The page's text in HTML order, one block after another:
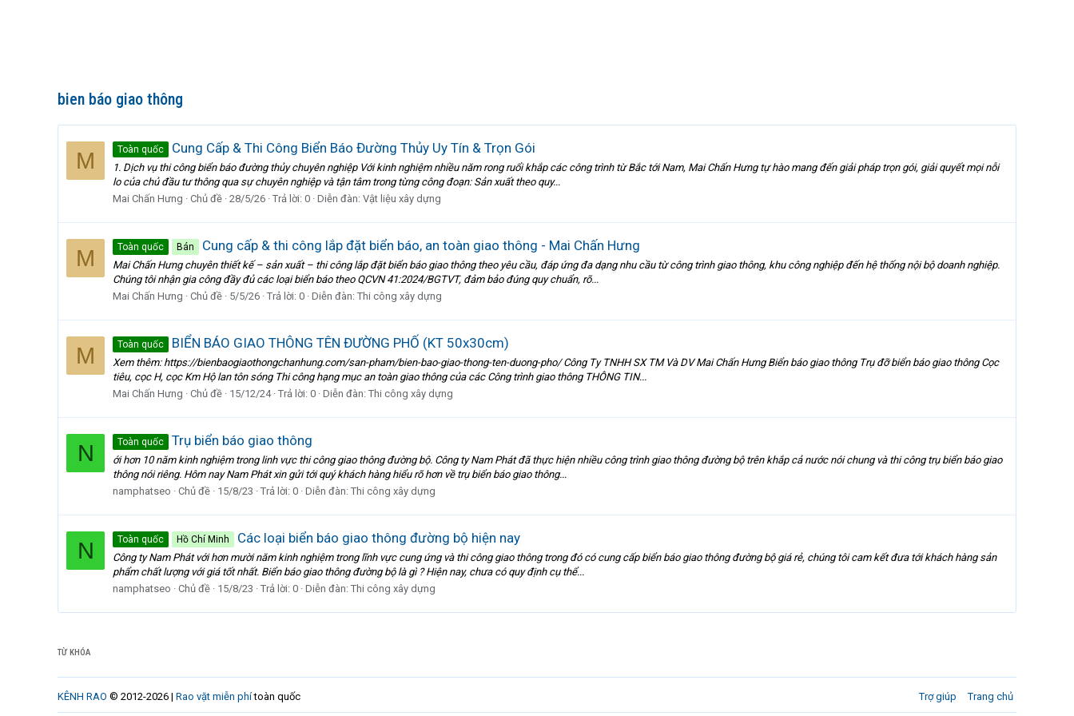
bien báo giao thông
M Toàn quốc Cung Cấp & Thi Công Biển Báo Đường Thủy Uy Tín & Trọn Gói
1. Dịch vụ thi công biển báo đường thủy chuyên nghiệp Với kinh nghiệm nhiều năm rong ruổi khắp các công trình từ Bắc tới Nam, Mai Chấn Hưng tự hào mang đến giải pháp trọn gói, giải quyết mọi nỗi
lo của chủ đầu tư thông qua sự chuyên nghiệp và tận tâm trong từng công đoạn: Sản xuất theo quy...
Mai Chấn Hưng
Chủ đề 28/5/26 Trả lời: 0 Diễn đàn: Vật liệu xây dựng
M Toàn quốc Bán Cung cấp & thi công lắp đặt biển báo, an toàn giao thông - Mai Chấn Hưng
Mai Chấn Hưng chuyên thiết kế – sản xuất – thi công lắp đặt biển báo giao thông theo yêu cầu, đáp ứng đa dạng nhu cầu từ công trình giao thông, khu công nghiệp đến hệ thống nội bộ doanh nghiệp.
Chúng tôi nhận gia công đầy đủ các loại biển báo theo QCVN 41:2024/BGTVT, đảm bảo đúng quy chuẩn, rõ...
Mai Chấn Hưng
Chủ đề 5/5/26 Trả lời: 0 Diễn đàn: Thi công xây dựng
M Toàn quốc BIỂN BÁO GIAO THÔNG TÊN ĐƯỜNG PHỐ (KT 50x30cm)
Xem thêm: https://bienbaogiaothongchanhung.com/san-pham/bien-bao-giao-thong-ten-duong-pho/ Công Ty TNHH SX TM Và DV Mai Chấn Hưng Biển báo giao thông Trụ đỡ biển báo giao thông Cọc
tiêu, cọc H, cọc Km Hộ lan tôn sóng Thi công hạng mục an toàn giao thông của các Công trình giao thông THÔNG TIN...
Mai Chấn Hưng
Chủ đề 15/12/24 Trả lời: 0 Diễn đàn: Thi công xây dựng
N Toàn quốc Trụ biển báo giao thông
ới hơn 10 năm kinh nghiệm trong linh vực thi công giao thông đường bộ. Công ty Nam Phát đã thực hiện nhiều công trình giao thông đường bộ trên khắp cả nước nói chung và thi công trụ biển báo giao
thông nói riêng. Hôm nay Nam Phát xin gửi tới quý khách hàng hiểu rõ hơn về trụ biển báo giao thông...
namphatseo
Chủ đề 15/8/23 Trả lời: 0 Diễn đàn: Thi công xây dựng
N Toàn quốc Hồ Chí Minh Các loại biển báo giao thông đường bộ hiện nay
Công ty Nam Phát với hơn mười năm kinh nghiệm trong lĩnh vực cung ứng và thi công giao thông trong đó có cung cấp biển báo giao thông đường bộ giá rẻ, chúng tôi cam kết đưa tới khách hàng sản
phẩm chất lượng với giá tốt nhất. Biển báo giao thông đường bộ là gì ? Hiện nay, chưa có quy định cụ thể...
namphatseo
Chủ đề 15/8/23 Trả lời: 0 Diễn đàn: Thi công xây dựng
TỪ KHÓA
Trợ giúp Trang chủ
KÊNH RAO © 2012-2026 | Rao vặt miễn phítoàn quốc